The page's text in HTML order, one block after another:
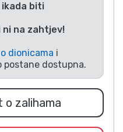
ikada biti
ni na zahtjev!
dionicama i
postane dostupna.
o zalihama